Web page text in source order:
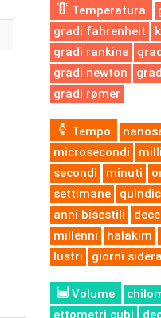
Temperatura
gradi fahrenheit
gradi rankine
gradi newton
gradi rømer
Tempo
microsecondi
secondi
minuti
settimane
anni bisestili
millenni
halakim
lustri
giorni
Volume
ettometri cubi